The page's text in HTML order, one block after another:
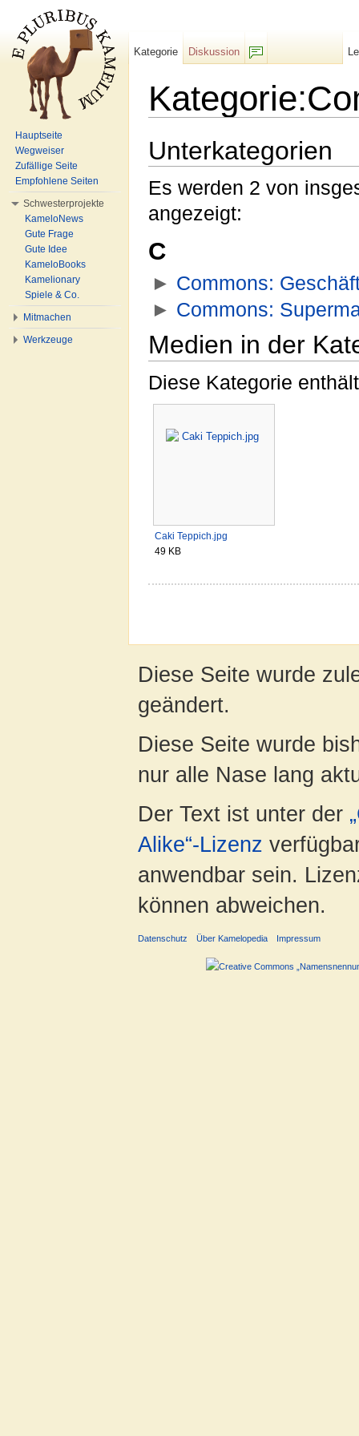
Unterkategorien
Es werden 2 von
angezeigt:
C
► Commons:
► Commons:
Medien in der
Diese Kategorie
Caki Teppich.jpg
49 KB
Kategorie
Diskussion
Hauptseite
Wegweiser
Zufällige Seite
Empfohlene Seiten
Schwesterprojekte
KameloNews
Gute Frage
Gute Idee
KameloBooks
Kamelionary
Spiele & Co.
Mitmachen
Werkzeuge
Diese Seite wurde
geändert.
Diese Seite wurde
nur alle Nase lang
Der Text ist unter der
Alike“-Lizenz
anwendbar sein.
können abweichen.
Datenschutz Über Kamelopedia Impressum